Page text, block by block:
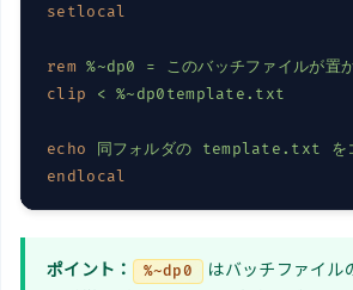
setlocal
rem %~dp0 = このバッチファイルが置
clip
< %~dp0template.txt
echo
同フォルダの template.txt をコ
endlocal
ポイント： %~dp0
はバッチファイル